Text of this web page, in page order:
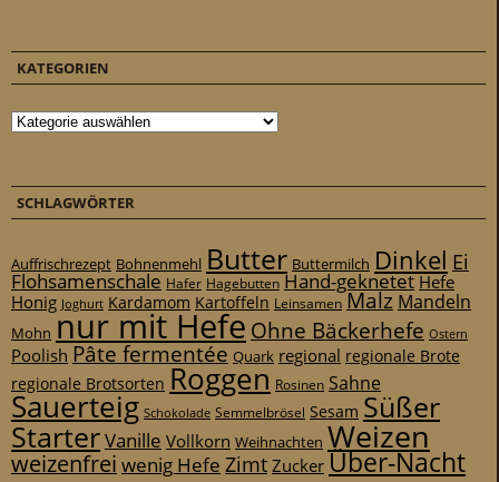
KATEGORIEN
Kategorien
SCHLAGWÖRTER
Auffrischrezept Bohnenmehl Butter Buttermilch Dinkel Ei
Flohsamenschale Hafer Hagebutten Hand-geknetet Hefe
Honig Joghurt Kardamom Kartoffeln Leinsamen Malz Mandeln
Mohn nur mit Hefe Ohne Bäckerhefe Ostern
Poolish Pâte fermentée Quark regional regionale Brote
regionale Brotsorten Roggen Rosinen Sahne
Sauerteig Schokolade Semmelbrösel Sesam Süßer
StarterVanille Vollkorn Weihnachten Weizen
weizenfrei wenig Hefe ZimtZuckerÜber-Nacht